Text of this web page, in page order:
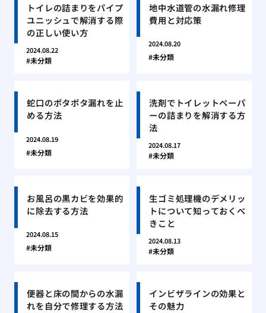
トイレの詰まりをパイプ
ユニッシュで解消する際
の正しい使い方
2024.08.22
未分類
地中水道管の水漏れ修理
費用と対応策
2024.08.20
未分類
蛇口のポタポタ漏れを止
める方法
2024.08.19
未分類
洗剤でトイレットペーパ
ーの詰まりを解消する方
法
2024.08.17
未分類
お風呂の黒カビを効果的
に除去する方法
2024.08.15
未分類
生ゴミ処理機のデメリッ
トについて知っておくべ
きこと
2024.08.13
未分類
便器と床の間からの水漏
れを自分で修理する方法
インビザラインの効果と
その魅力